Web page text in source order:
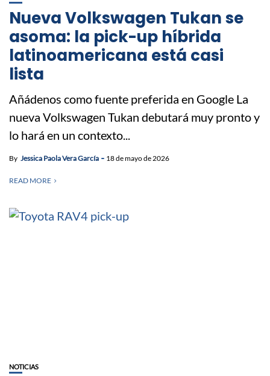
Nueva Volkswagen Tukan se
asoma: la pick-up híbrida
latinoamericana está casi
lista
Añádenos como fuente preferida en Google La
nueva Volkswagen Tukan debutará muy pronto y
lo hará en un contexto...
By Jessica Paola Vera García 18 de mayo de 2026
READ MORE
NOTICIAS